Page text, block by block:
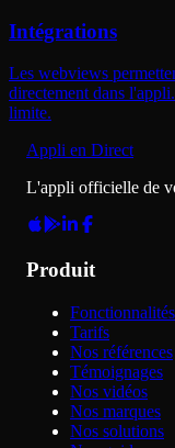
Intégrations
Les webviews
directement dans
limite.
Appli en Direct
L'appli officielle de
Produit
Fonctionnalités
Tarifs
Nos références
Témoignages
Nos vidéos
Nos marques
Nos solutions